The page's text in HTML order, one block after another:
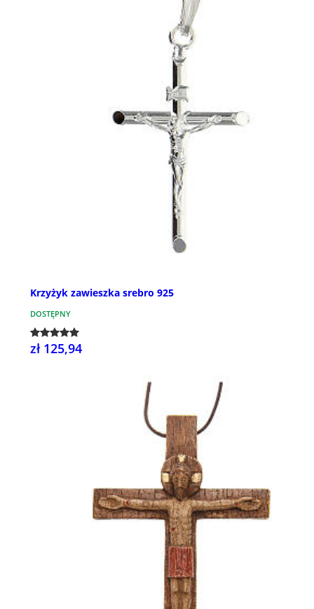
Krzyżyk zawieszka srebro 925
DOSTĘPNY
zł 125,94